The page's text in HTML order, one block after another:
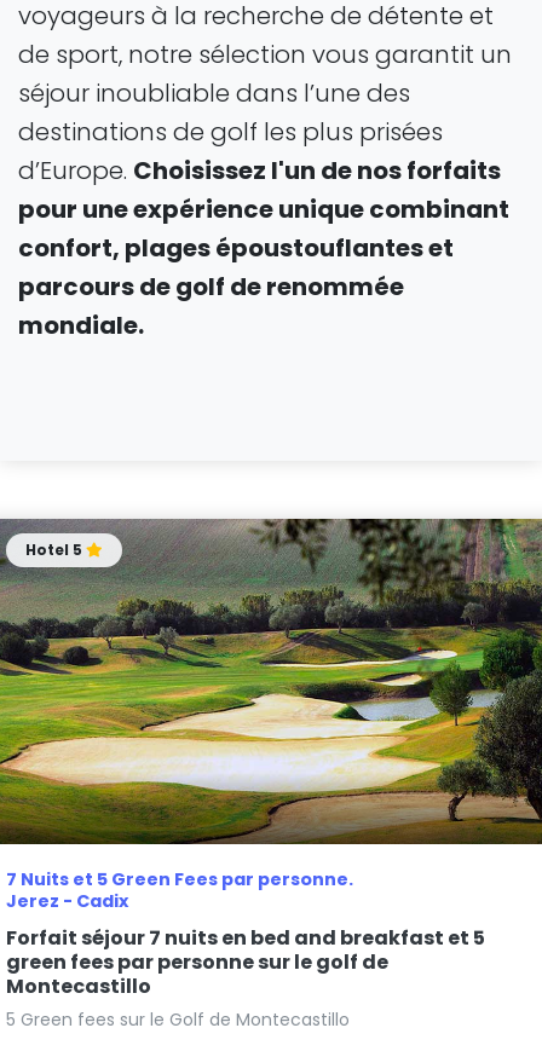
voyageurs à la recherche de détente et
de sport, notre sélection vous garantit un
séjour inoubliable dans l’une des
destinations de golf les plus prisées
d’Europe. Choisissez l'un de nos forfaits
pour une expérience unique combinant
confort, plages époustouflantes et
parcours de golf de renommée
mondiale.
7 Nuits et 5 Green Fees par personne.
Jerez - Cadix
Hotel 5
Forfait séjour 7 nuits en bed and breakfast et 5
green fees par personne sur le golf de
Montecastillo
5 Green fees sur le Golf de Montecastillo